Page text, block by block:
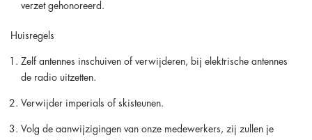
verzet gehonoreerd.
Huisregels
Zelf antennes inschuiven of verwijderen, bij elektrische antennes
de radio uitzetten.
Verwijder imperials of skisteunen.
Volg de aanwijzigingen van onze medewerkers, zij zullen je